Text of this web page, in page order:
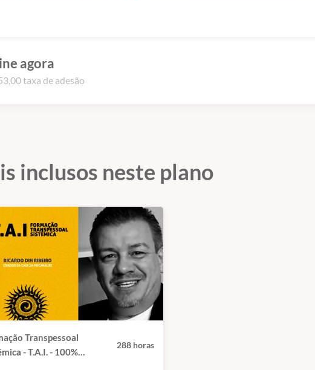
agora
taxa de adesão
inclusos neste plano
Transpessoal
- T.A.I. - 100%
288 horas